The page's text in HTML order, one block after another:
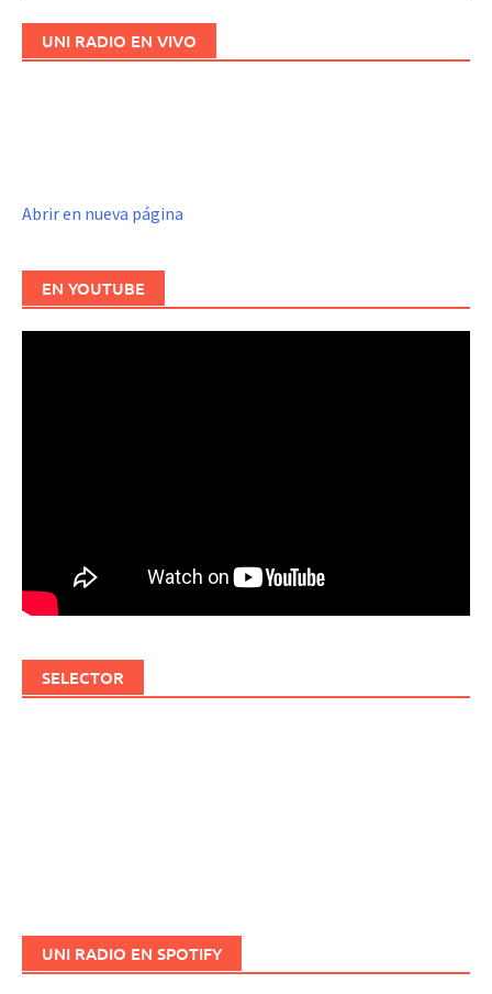
entradas
UNI RADIO EN VIVO
Abrir en nueva página
EN YOUTUBE
SELECTOR
UNI RADIO EN SPOTIFY